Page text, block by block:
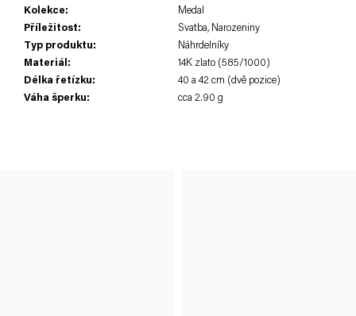
Kolekce:
Medal
Příležitost:
Svatba, Narozeniny
Typ produktu:
Náhrdelníky
Materiál :
14K zlato (585/1000)
Délka řetízku:
40 a 42 cm (dvě pozice)
Váha šperku: cca 2.90 g